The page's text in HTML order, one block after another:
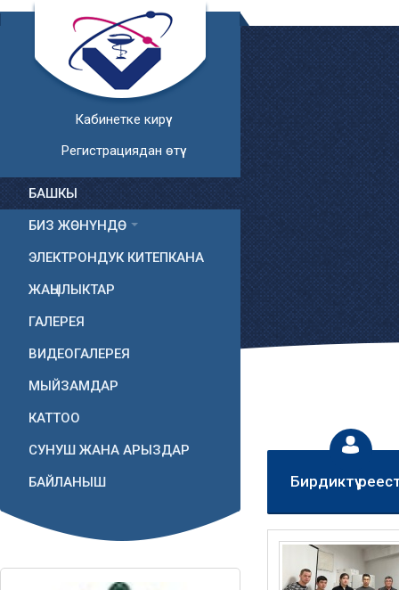
Кабинетке кирүү
Регистрациядан өтүү
БАШКЫ
БИЗ ЖӨНҮНДӨ
ЭЛЕКТРОНДУК КИТЕПКАНА
ЖАҢЫЛЫКТАР
ГАЛЕРЕЯ
ВИДЕОГАЛЕРЕЯ
МЫЙЗАМДАР
КАТТОО
СУНУШ ЖАНА АРЫЗДАР
БАЙЛАНЫШ
Бирдиктүү